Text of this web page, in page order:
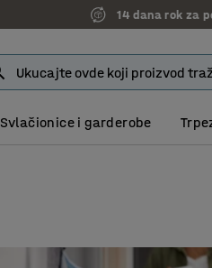
14 dana rok za
Svlačionice i garderobe